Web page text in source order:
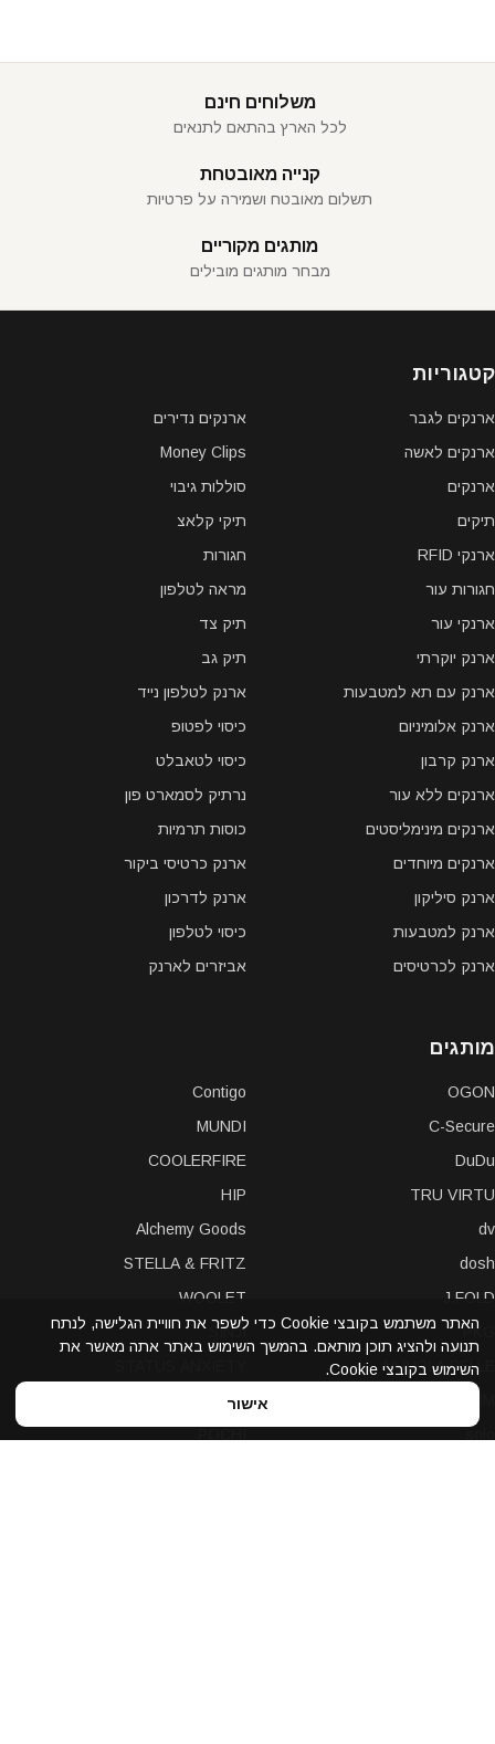
משלוחים חינם
לכל הארץ בהתאם לתנאים
קנייה מאובטחת
תשלום מאובטח ושמירה על פרטיות
מותגים מקוריים
מבחר מותגים מובילים
קטגוריות
ארנקים לגבר
ארנקים לאשה
ארנקים
תיקים
ארנקי RFID
חגורות עור
ארנקי עור
ארנק יוקרתי
ארנק עם תא למטבעות
ארנק אלומיניום
ארנק קרבון
ארנקים ללא עור
ארנקים מינימליסטים
ארנקים מיוחדים
ארנק סיליקון
ארנק למטבעות
ארנק לכרטיסים
ארנקים נדירים
Money Clips
סוללות גיבוי
תיקי קלאצ
חגורות
מראה לטלפון
תיק צד
תיק גב
ארנק לטלפון נייד
כיסוי לפטופ
כיסוי לטאבלט
נרתיק לסמארט פון
כוסות תרמיות
ארנק כרטיסי ביקור
ארנק לדרכון
כיסוי לטלפון
אביזרים לארנק
מותגים
OGON
C-Secure
DuDu
TRU VIRTU
dv
dosh
J.FOLD
PKG
NUVOLA PELLE
Contigo
MUNDI
COOLERFIRE
HIP
Alchemy Goods
STELLA & FRITZ
WOOLET
SINJI
LEXON
האתר משתמש בקובצי Cookie כדי לשפר את חוויית הגלישה, לנתח
תנועה ולהציג תוכן מותאם. בהמשך השימוש באתר אתה מאשר את
השימוש בקובצי Cookie.
אישור